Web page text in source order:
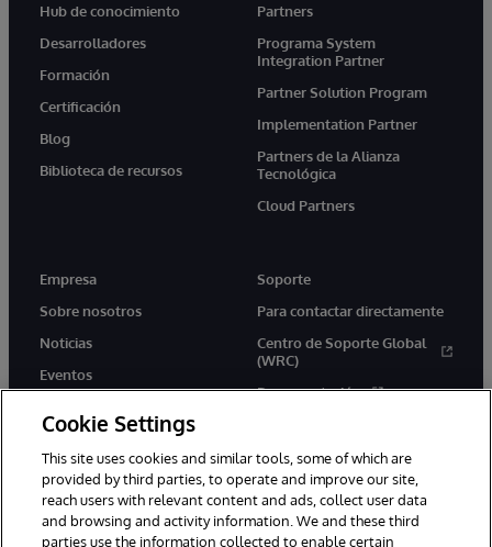
Hub de conocimiento
Desarrolladores
Formación
Certificación
Blog
Biblioteca de recursos
Partners
Programa System
Integration Partner
Partner Solution Program
Implementation Partner
Partners de la Alianza
Tecnológica
Cloud Partners
Empresa
Sobre nosotros
Noticias
Eventos
Soporte
Para contactar directamente
Centro de Soporte Global
(WRC)
Documentación
Cookie Settings
This site uses cookies and similar tools, some of which are
provided by third parties, to operate and improve our site,
reach users with relevant content and ads, collect user data
and browsing and activity information. We and these third
parties use the information collected to enable certain